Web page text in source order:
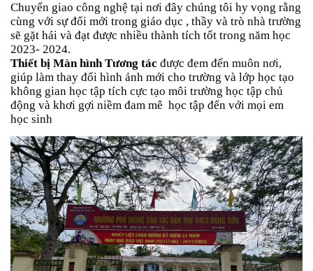
Chuyển giao công nghệ tại nơi đây chúng tôi hy vọng rằng
cùng với sự đổi mới trong giáo dục , thầy và trò nhà trường
sẽ gặt hái và đạt được nhiều thành tích tốt trong năm học
2023- 2024.
Thiết bị Màn hình Tương tác được đem đến muôn nơi,
giúp làm thay đổi hình ảnh mới cho trường và lớp học tạo
không gian học tập tích cực tạo môi trường học tập chủ
động và khơi gợi niềm đam mê học tập đến với mọi em
học sinh